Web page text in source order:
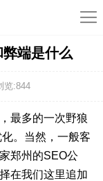
端是什么
览:844
最多的一次野狼
。当然，一般客
郑州的SEO公
在我们这里追加